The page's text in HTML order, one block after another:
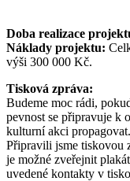
Doba realizace
Náklady projektu:
výši 300 000 Kč.
Tisková zpráva:
Budeme moc rádi,
pevnost se připravuje k
kulturní akci propagovat.
Připravili jsme tiskovou
je možné zveřejnit
uvedené kontakty v